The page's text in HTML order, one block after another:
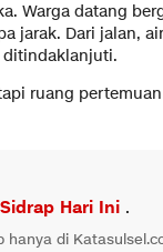
Warga datang
jarak. Dari jalan,
ruang
Hari Ini .
di